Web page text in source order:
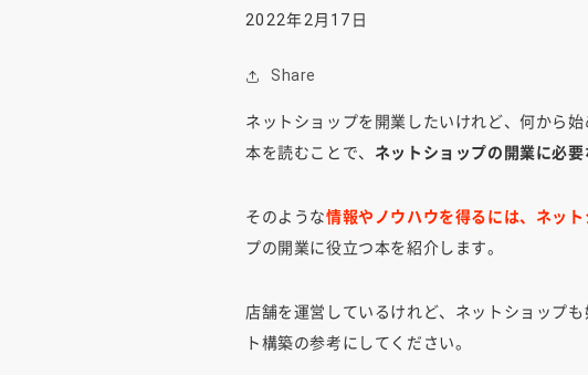
2022年2月17日
Share
ネットショップを開業したいけれど、何から
本を読むことで、 ネットショップの開業に必
そのような情報やノウハウを得るには、ネッ
プの開業に役立つ本を紹介します。
店舗を運営しているけれど、ネットショップ
ト構築の参考にしてください。